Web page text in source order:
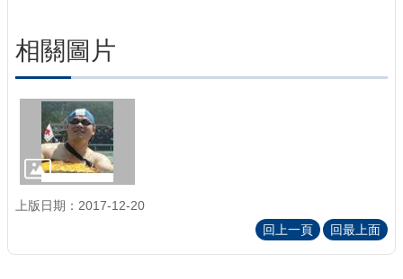
相關圖片
上版日期：2017-12-20
回上一頁
回最上面